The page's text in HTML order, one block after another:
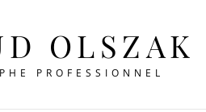
OLSZAK
PROFESSIONNEL